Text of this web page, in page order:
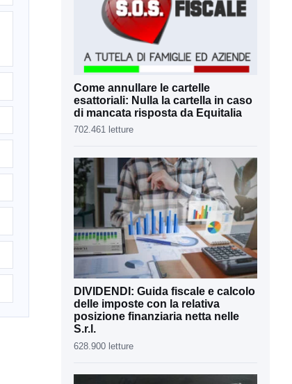
Come annullare le cartelle
esattoriali: Nulla la cartella in caso
di mancata risposta da Equitalia
702.461 letture
DIVIDENDI: Guida fiscale e calcolo
delle imposte con la relativa
posizione finanziaria netta nelle
S.r.l.
628.900 letture